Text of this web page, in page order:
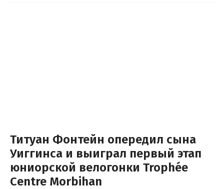
Титуан Фонтейн опередил сына
Уиггинса и выиграл первый этап
юниорской велогонки Trophée
Centre Morbihan